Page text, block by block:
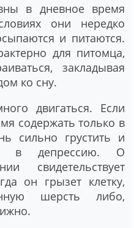
в дневное время
они нередко
и питаются.
для питомца,
закладывая
ко сну.
двигаться. Если
содержать только в
сильно грустить и
в депрессию. О
свидетельствует
он грызет клетку,
шерсть либо,